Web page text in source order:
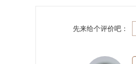
先来给个评价吧：